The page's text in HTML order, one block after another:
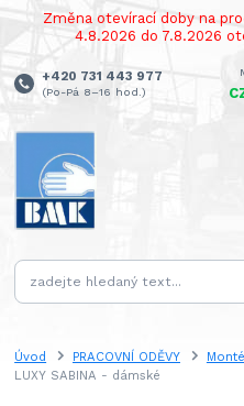
Změna otevírací doby na
4.8.2026 do 7.8.2026
+420 731 443 977
(Po-Pá 8–16 hod.)
Úvod PRACOVNÍ ODĚVY
LUXY SABINA - dámské